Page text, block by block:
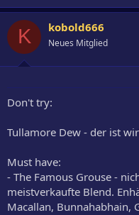
K kobold666
Neues Mitglied
Don't try:
Tullamore Dew - der ist
Must have:
- The Famous Grouse -
meistverkaufte Blend.
Macallan, Bunnahabhain,